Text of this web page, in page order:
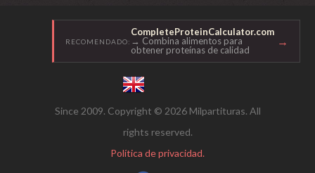
RECOMENDADO:
CompleteProteinCalculator.com
→ Combina alimentos para
obtener proteínas de calidad
→
Since 2009. Copyright © 2026 Milpartituras. All
rights reserved.
Política de privacidad.